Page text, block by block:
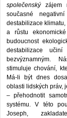
společenskýzájem
současné
destabilizace
a růstu
budoucnost
destabilizace učiní
bezvýznamným.
stimuluje chování,
Má-li být dnes
oblasti lidských práv,
– přehodnotit
systému. V této
Joseph,